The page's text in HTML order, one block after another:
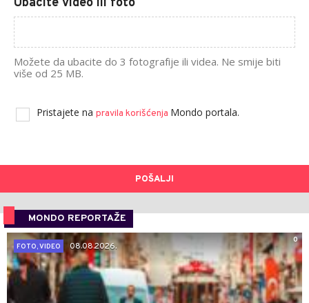
Ubacite video ili foto
Možete da ubacite do 3 fotografije ili videa. Ne smije biti
više od 25 MB.
Pristajete na pravila korišćenja Mondo portala.
POŠALJI
MONDO REPORTAŽE
0
FOTO, VIDEO
08.08.2026.